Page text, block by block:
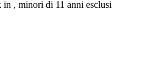
in , minori di 11 anni esclusi